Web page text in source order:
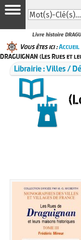
Livre histoire
Vous êtes ici :Accueil
DRAGUIGNAN (Les Rues et
Librairie : Villes /